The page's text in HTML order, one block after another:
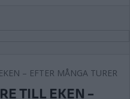
TILL EKEN –